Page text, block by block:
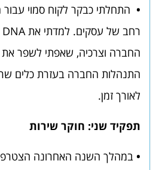
• התחלתי כבקר לקוח סמוי עבור
רחב של עסקים. למדתי את DNA
החברה וצרכיה, שאפתי לשפר את
התנהלות החברה בעזרת כלים
לאורך זמן.
תפקיד שני: חוקר שירות
• במהלך השנה האחרונה